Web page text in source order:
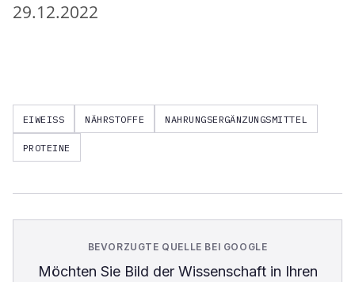
29.12.2022
EIWEISS NÄHRSTOFFE NAHRUNGSERGÄNZUNGSMITTEL
PROTEINE
BEVORZUGTE QUELLE BEI GOOGLE
Möchten Sie Bild der Wissenschaftin Ihren